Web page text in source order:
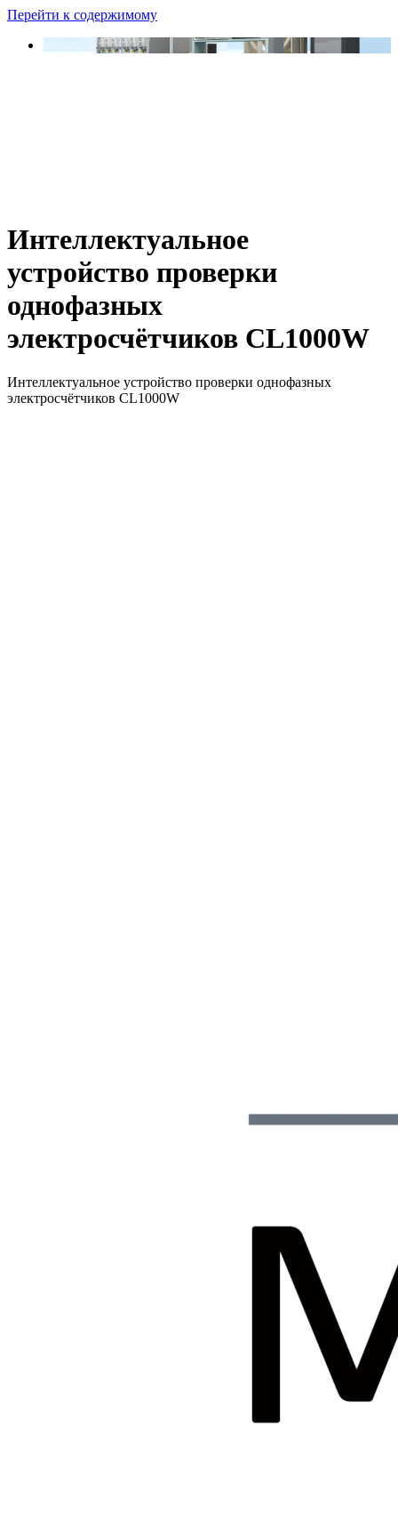
Перейти к содержимому
Интеллектуальное
устройство проверки
однофазных
электросчётчиков CL1000W
Интеллектуальное устройство проверки однофазных
электросчётчиков CL1000W